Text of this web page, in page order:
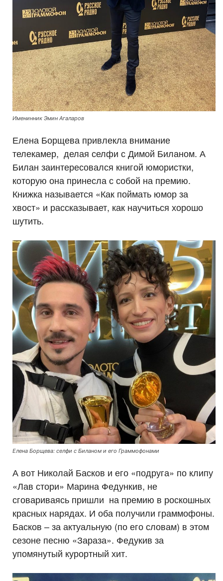
Именинник Эмин Агаларов
Елена Борщева привлекла внимание
телекамер, делая селфи с Димой Биланом. А
Билан заинтересовался книгой юмористки,
которую она принесла с собой на премию.
Книжка называется «Как поймать юмор за
хвост» и рассказывает, как научиться хорошо
шутить.
Елена Борщева: селфи с Биланом и его Граммофонами
А вот Николай Басков и его «подруга» по клипу
«Лав стори» Марина Федункив, не
сговариваясь пришли на премию в роскошных
красных нарядах. И оба получили граммофоны.
Басков – за актуальную (по его словам) в этом
сезоне песню «Зараза». Федукив за
упомянутый курортный хит.